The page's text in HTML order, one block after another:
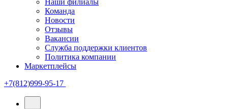
Наши филиалы
Команда
Новости
Отзывы
Вакансии
Служба поддержки клиентов
Политика компании
Маркетплейсы
+7(812)999-95-17